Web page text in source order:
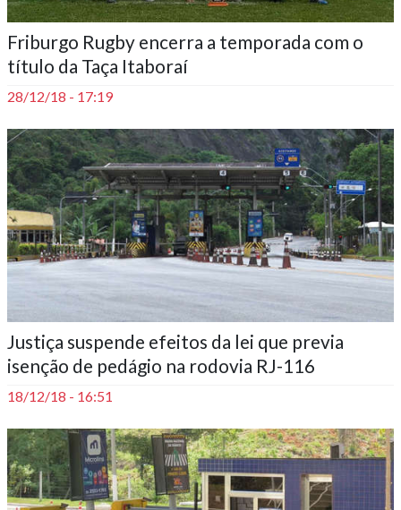
Friburgo Rugby encerra a temporada com o
título da Taça Itaboraí
28/12/18 - 17:19
Justiça suspende efeitos da lei que previa
isenção de pedágio na rodovia RJ-116
18/12/18 - 16:51